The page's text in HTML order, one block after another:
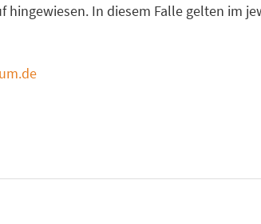
In diesem Falle gelten im